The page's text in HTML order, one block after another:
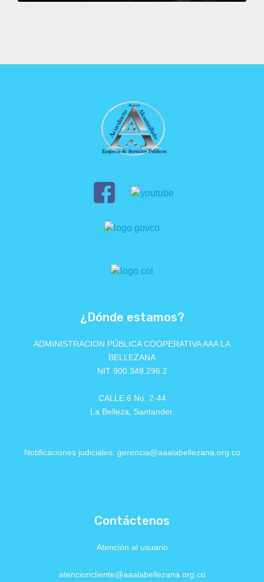
¿Dónde estamos?
ADMINISTRACION PÚBLICA COOPERATIVA AAA LA
BELLEZANA
NIT 900.348.296.2
CALLE 6 No. 2-44
La Belleza, Santander.
Notificaciones judiciales: gerencia@aaalabellezana.org.co
Contáctenos
Atención al usuario
atencioncliente@aaalabellezana.org.co